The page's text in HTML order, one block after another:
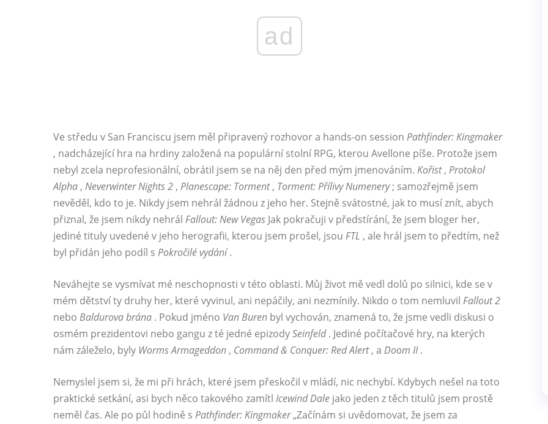
ad
Ve středu v San Franciscu jsem měl připravený rozhovor a hands-on session Pathfinder: Kingmaker
, nadcházející hra na hrdiny založená na populární stolní RPG, kterou Avellone píše. Protože jsem
nebyl zcela neprofesionální, obrátil jsem se na něj den před mým jmenováním. Kořist, Protokol
Alpha , Neverwinter Nights 2 , Planescape: Torment, Torment: Přílivy Numenery; samozřejmě jsem
nevěděl, kdo to je. Nikdy jsem nehrál žádnou z jeho her. Stejně svátostné, jak to musí znít, abych
přiznal, že jsem nikdy nehrál Fallout: New Vegas Jak pokračuji v předstírání, že jsem bloger her,
jediné tituly uvedené v jeho herografii, kterou jsem prošel, jsou FTL , ale hrál jsem to předtím, než
byl přidán jeho podíl s Pokročilé vydání.
Neváhejte se vysmívat mé neschopnosti v této oblasti. Můj život mě vedl dolů po silnici, kde se v
mém dětství ty druhy her, které vyvinul, ani nepáčily, ani nezmínily. Nikdo o tom nemluvil Fallout 2
nebo Baldurova brána . Pokud jméno Van Buren byl vychován, znamená to, že jsme vedli diskusi o
osmém prezidentovi nebo gangu z té jedné epizodySeinfeld. Jediné počítačové hry, na kterých
nám záleželo, byly Worms Armageddon , Command & Conquer: Red Alert, a Doom II.
Nemyslel jsem si, že mi při hrách, které jsem přeskočil v mládí, nic nechybí. Kdybych nešel na toto
praktické setkání, asi bych něco takového zamítl Icewind Dale jako jeden z těch titulů jsem prostě
neměl čas. Ale po půl hodině s Pathfinder: Kingmaker„Začínám si uvědomovat, že jsem za